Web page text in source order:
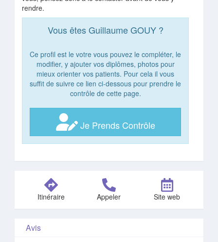
rendre.
Vous êtes Guillaume GOUY ?
Ce profil est le votre vous pouvez le compléter, le
modifier, y ajouter vos diplômes, photos pour
mieux orienter vos patients. Pour cela il vous
suffit de suivre ce lien ci-dessous pour prendre le
contrôle de cette page.
Je Prends Contrôle
Itinéraire Appeler Site web
Avis